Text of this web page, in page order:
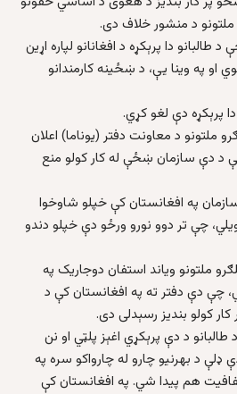
د منشور خلاف دی.
دا پرېکړه د افغانانو لپاره اړين
او په وينا یې، د ښځينه کارمندانو
پرېکړه دې لغو کړي.
ملتونو د معاونت دفتر (يوناما) اعلان
د دې سازمان ښځې له کار کولو منع
په افغانستان کې خپلو شاوخوا
ته ويلي، چې تر دوو نورو ورځو دې خپلو دندو
ملتونو وياند استفان دوجاريک په
چې دې دفتر ته په افغانستان کې د
کولو بنديز رسېدلی دی.
د دې پرېکړي اغېز پلټي او نن
به د دې ډلې د بهرنيو چارو له چارواکو سره په
هم پيدا شي. په افغانستان کې